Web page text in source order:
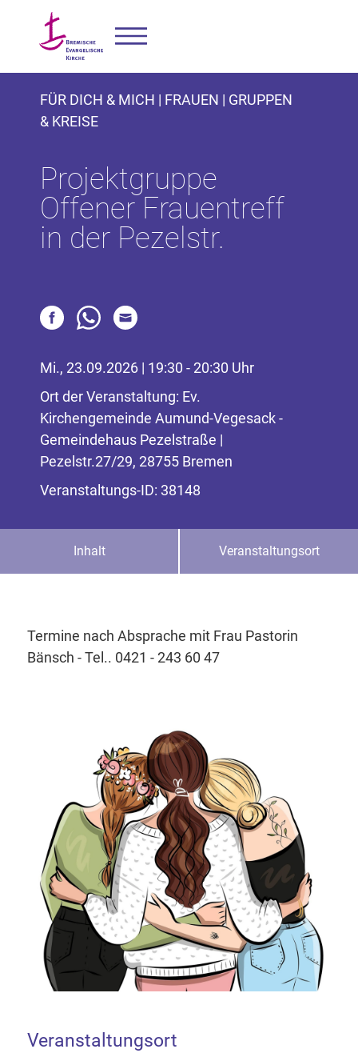
FÜR DICH & MICH | FRAUEN | GRUPPEN
& KREISE
Projektgruppe
Offener Frauentreff
in der Pezelstr.
Mi., 23.09.2026 | 19:30 - 20:30 Uhr
Ort der Veranstaltung: Ev.
Kirchengemeinde Aumund-Vegesack -
Gemeindehaus Pezelstraße |
Pezelstr.27/29, 28755 Bremen
Veranstaltungs-ID: 38148
Inhalt Veranstaltungsort
Termine nach Absprache mit Frau Pastorin
Bänsch - Tel.. 0421 - 243 60 47
Veranstaltungsort